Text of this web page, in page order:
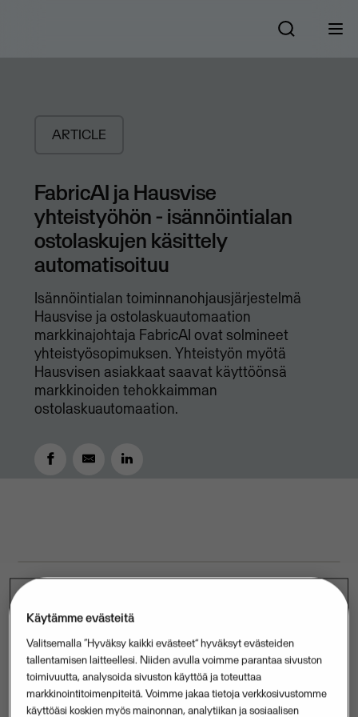
ARTICLE
FabricAI ja Hausvise
yhteistyöhön - isännöintialan
ostolaskujen käsittely
automatisoituu
Isännöintialan toiminnanohjausjärjestelmä
Hausvise ja ostolaskuautomaation
markkinajohtaja FabricAI ovat solmineet
yhteistyösopimuksen. Yhteistyön myötä
Hausvisen asiakkaat saavat käyttöönsä
markkinoiden tehokkaimman
ostolaskuautomaation.
Yhteistyösopimuksen mukaisesti ohjelmistojen välille
rakennetaan integraatio, joka tuo
ostolaskuautomaation Hausvise-asiakkaiden saataville
ilman välikäsiä. Integraatio vapauttaa kirjanpitäjän
aikaa ostolaskujen käsittelystä muihin tehtäviin.
Käytämme evästeitä
Valitsemalla “Hyväksy kaikki evästeet” hyväksyt evästeiden
tallentamisen laitteellesi. Niiden avulla voimme parantaa sivuston
toimivuutta, analysoida sivuston käyttöä ja toteuttaa
markkinointitoimenpiteitä. Voimme jakaa tietoja verkkosivustomme
käyttöäsi koskien myös mainonnan, analytiikan ja sosiaalisen